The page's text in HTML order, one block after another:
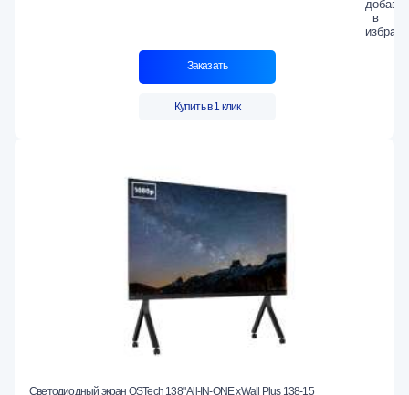
Заказать
Купить в 1 клик
Светодиодный экран QSTech 138" All-IN-ONE xWall Plus 138-15